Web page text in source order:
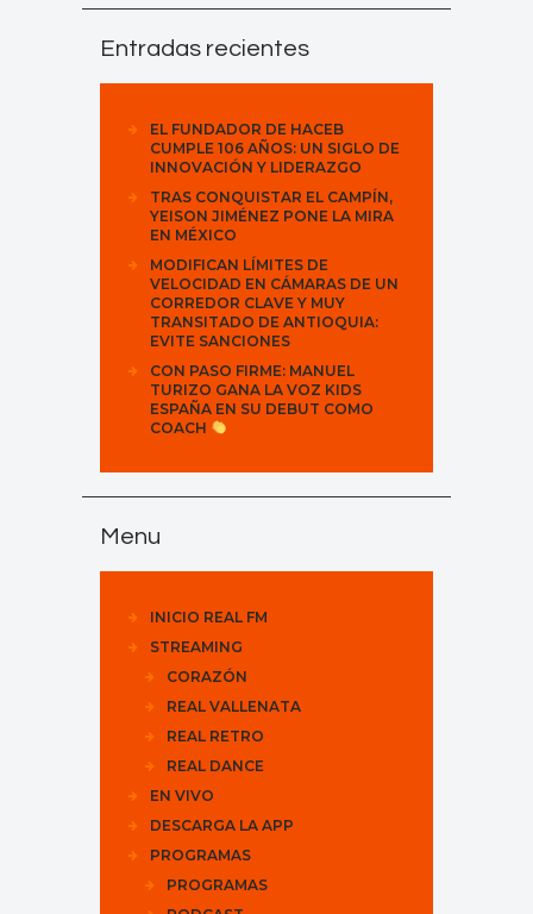
Entradas recientes
EL FUNDADOR DE HACEB
CUMPLE 106 AÑOS: UN SIGLO DE
INNOVACIÓN Y LIDERAZGO
TRAS CONQUISTAR EL CAMPÍN,
YEISON JIMÉNEZ PONE LA MIRA
EN MÉXICO
MODIFICAN LÍMITES DE
VELOCIDAD EN CÁMARAS DE UN
CORREDOR CLAVE Y MUY
TRANSITADO DE ANTIOQUIA:
EVITE SANCIONES
CON PASO FIRME: MANUEL
TURIZO GANA LA VOZ KIDS
ESPAÑA EN SU DEBUT COMO
COACH
Menu
INICIO REAL FM
STREAMING
CORAZÓN
REAL VALLENATA
REAL RETRO
REAL DANCE
EN VIVO
DESCARGA LA APP
PROGRAMAS
PROGRAMAS